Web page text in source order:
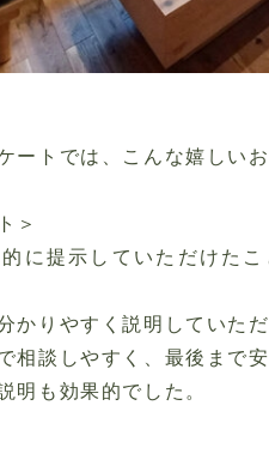
ートでは、こんな嬉しい
＞
に提示していただけた
かりやすく説明していた
相談しやすく、最後まで
明も効果的でした。